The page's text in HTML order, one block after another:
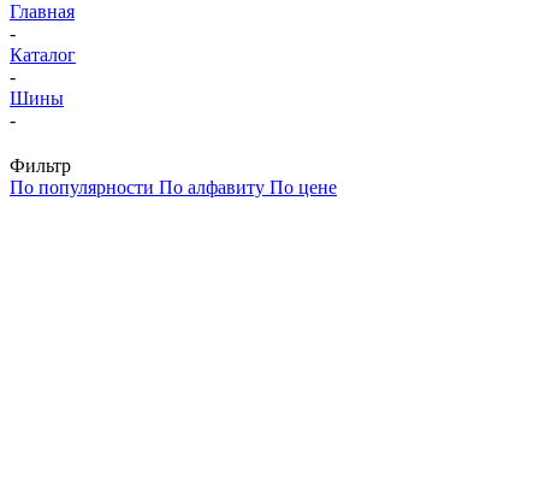
Главная
-
Каталог
-
Шины
-
Фильтр
По популярности По алфавиту По цене